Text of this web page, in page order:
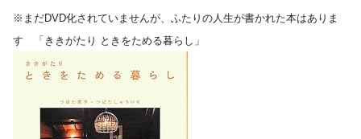
※まだDVD化されていませんが、ふたりの人生が書かれた本はありま
す 「ききがたり ときをためる暮らし」